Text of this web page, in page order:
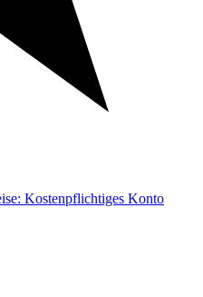
Kostenpflichtiges Konto